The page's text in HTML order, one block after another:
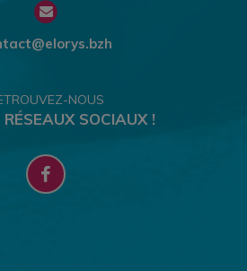
NOUS
RÉSEAUX SOCIAUX !